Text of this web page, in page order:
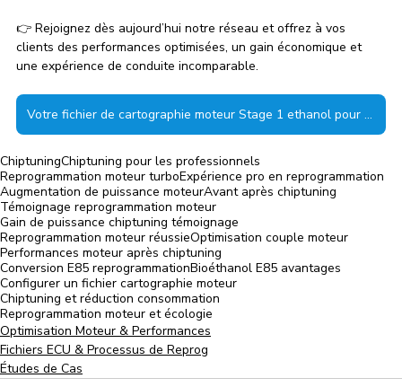
👉 Rejoignez dès aujourd’hui notre réseau et offrez à vos
clients des performances optimisées, un gain économique et
une expérience de conduite incomparable.
Votre fichier de cartographie moteur Stage 1 ethanol pour Renault
ChiptuningChiptuning pour les professionnels
Reprogrammation moteur turboExpérience pro en reprogrammation
Augmentation de puissance moteurAvant après chiptuning
Témoignage reprogrammation moteur
Gain de puissance chiptuning témoignage
Reprogrammation moteur réussieOptimisation couple moteur
Performances moteur après chiptuning
Conversion E85 reprogrammationBioéthanol E85 avantages
Configurer un fichier cartographie moteur
Chiptuning et réduction consommation
Reprogrammation moteur et écologie
Optimisation Moteur & Performances
Fichiers ECU & Processus de Reprog
Études de Cas